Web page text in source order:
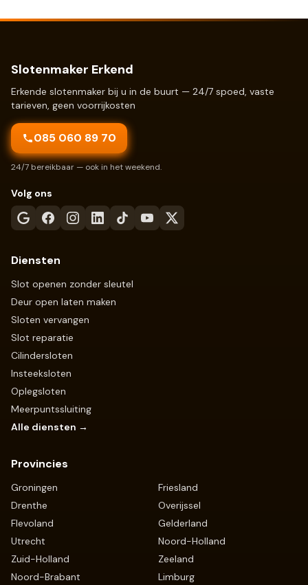
Slotenmaker Erkend
Erkende slotenmaker bij u in de buurt — 24/7 spoed, vaste
tarieven, geen voorrijkosten
085 060 89 70
24/7 bereikbaar — ook in het weekend.
Volg ons
Diensten
Slot openen zonder sleutel
Deur open laten maken
Sloten vervangen
Slot reparatie
Cilindersloten
Insteeksloten
Oplegsloten
Meerpuntssluiting
Alle diensten →
Provincies
Groningen
Friesland
Drenthe
Overijssel
Flevoland
Gelderland
Utrecht
Noord-Holland
Zuid-Holland
Zeeland
Noord-Brabant
Limburg